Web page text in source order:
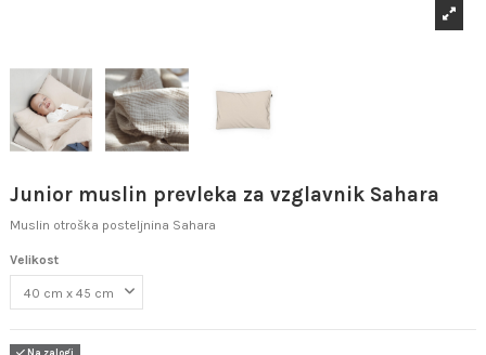
Junior muslin prevleka za vzglavnik Sahara
Muslin otroška posteljnina Sahara
Velikost
Na zalogi